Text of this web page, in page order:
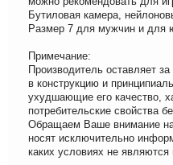
Бутиловая камера,
Размер 7 для мужчин и для
Примечание:
Производитель оставляет
в конструкцию и
ухудшающие его качество,
потребительские свойства
Обращаем Ваше внимание на
носят исключительно
каких условиях не